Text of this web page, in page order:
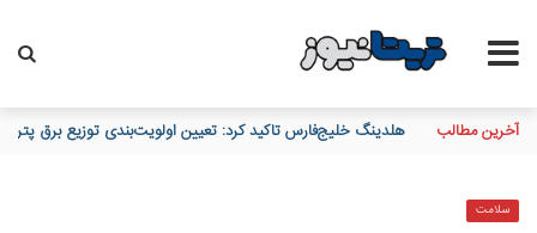
آخرین مطالب هلدینگ خلیج‌فارس تاکید کرد: تعیین اولویت‌بندی توزیع برق
سلامت